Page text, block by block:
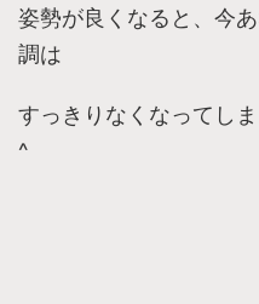
姿勢が良くなると、今
調は
すっきりなくなってし
^